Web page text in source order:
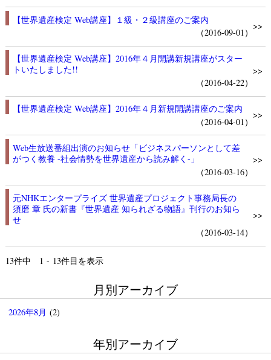
【世界遺産検定 Web講座】１級・２級講座のご案内
（2016-09-01）
>>
【世界遺産検定 Web講座】2016年４月開講新規講座がスター
トいたしました!!
（2016-04-22）
>>
【世界遺産検定 Web講座】2016年４月新規開講講座のご案内
（2016-04-01）
>>
Web生放送番組出演のお知らせ「ビジネスパーソンとして差
がつく教養 -社会情勢を世界遺産から読み解く-」
（2016-03-16）
>>
元NHKエンタープライズ 世界遺産プロジェクト事務局長の
須磨 章 氏の新書『世界遺産 知られざる物語』刊行のお知ら
せ
（2016-03-14）
>>
13件中 1 - 13件目を表示
月別アーカイブ
2026年8月 (2)
年別アーカイブ